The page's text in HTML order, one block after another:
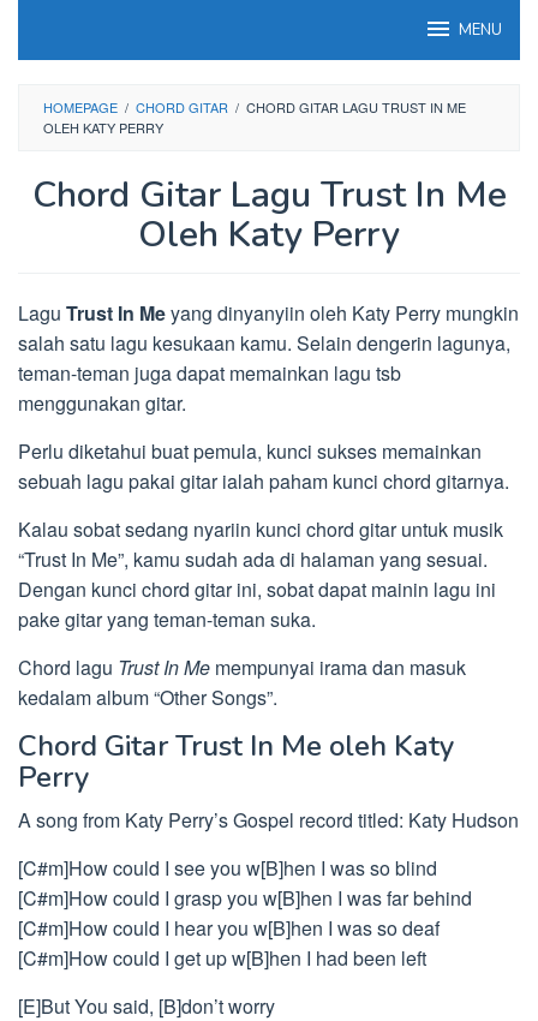
MENU
HOMEPAGE / CHORD GITAR / CHORD GITAR LAGU TRUST IN ME
OLEH KATY PERRY
Chord Gitar Lagu Trust In Me
Oleh Katy Perry
Lagu Trust In Meyang dinyanyiin oleh Katy Perry mungkin
salah satu lagu kesukaan kamu. Selain dengerin lagunya,
teman-teman juga dapat memainkan lagu tsb
menggunakan gitar.
Perlu diketahui buat pemula, kunci sukses memainkan
sebuah lagu pakai gitar ialah paham kunci chord gitarnya.
Kalau sobat sedang nyariin kunci chord gitar untuk musik
“Trust In Me”, kamu sudah ada di halaman yang sesuai.
Dengan kunci chord gitar ini, sobat dapat mainin lagu ini
pake gitar yang teman-teman suka.
Chord lagu Trust In Me mempunyai irama dan masuk
kedalam album “Other Songs”.
Chord Gitar Trust In Me oleh Katy
Perry
A song from Katy Perry’s Gospel record titled: Katy Hudson
[C#m]How could I see you w[B]hen I was so blind
[C#m]How could I grasp you w[B]hen I was far behind
[C#m]How could I hear you w[B]hen I was so deaf
[C#m]How could I get up w[B]hen I had been left
[E]But You said, [B]don’t worry